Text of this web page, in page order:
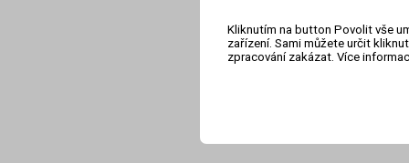
Kliknutím na button Povolit vše
zařízení. Sami můžete určit
zpracování zakázat. Více